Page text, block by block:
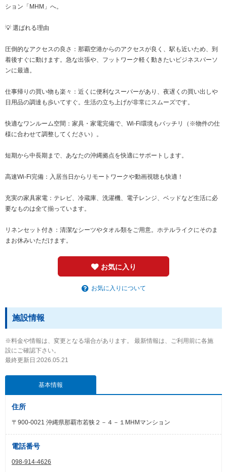
ション「MHM」へ。
💡 選ばれる理由
圧倒的なアクセスの良さ：那覇空港からのアクセスが良く、駅も近いため、到
着後すぐに動けます。急な出張や、フットワーク軽く動きたいビジネスパーソ
ンに最適。
仕事帰りの買い物も楽々：近くに便利なスーパーがあり、夜遅くの買い出しや
日用品の調達も歩いてすぐ。生活の立ち上げが非常にスムーズです。
快適なワンルーム空間：家具・家電完備で、Wi-Fi環境もバッチリ（※物件の仕
様に合わせて調整してください）。
短期から中長期まで、あなたの沖縄拠点を快適にサポートします。
高速Wi-Fi完備：入居当日からリモートワークや動画視聴も快適！
充実の家具家電：テレビ、冷蔵庫、洗濯機、電子レンジ、ベッドなど生活に必
要なものは全て揃っています。
リネンセット付き：清潔なシーツやタオル類をご用意。ホテルライクにそのま
まお休みいただけます。
お気に入り
お気に入りについて
施設情報
※料金や情報は、変更となる場合があります。 最新情報は、ご利用前に各施
設にご確認下さい。
最終更新日:2026.05.21
基本情報
住所
〒900-0021 沖縄県那覇市若狭２－４－１MHMマンション
電話番号
098-914-4626